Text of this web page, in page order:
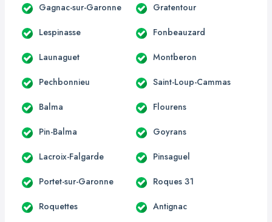
Gagnac-sur-Garonne Gratentour
Lespinasse Fonbeauzard
Launaguet Montberon
Pechbonnieu Saint-Loup-Cammas
Balma Flourens
Pin-Balma Goyrans
Lacroix-Falgarde Pinsaguel
Portet-sur-Garonne Roques 31
Roquettes Antignac